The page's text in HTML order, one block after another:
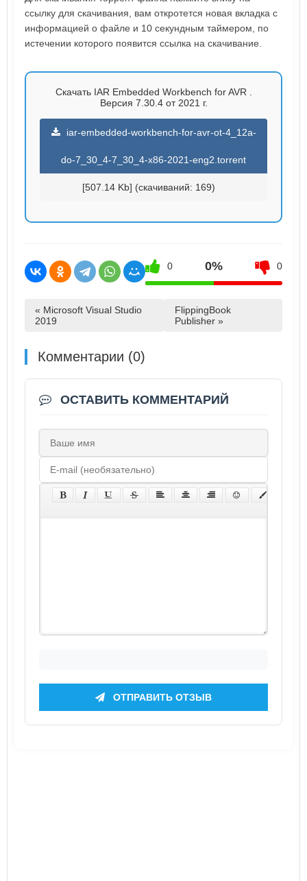
ссылку для скачивания, вам откротется новая вкладка с
информацией о файле и 10 секундным таймером, по
истечении которого появится ссылка на скачивание.
Скачать IAR Embedded Workbench for AVR .
Версия 7.30.4 от 2021 г.
iar-embedded-workbench-for-avr-ot-4_12a-
do-7_30_4-7_30_4-x86-2021-eng2.torrent
[507.14 Kb] (cкачиваний: 169)
0 0% 0
« Microsoft Visual Studio
2019
FlippingBook
Publisher »
Комментарии (0)
ОСТАВИТЬ КОММЕНТАРИЙ
ОТПРАВИТЬ ОТЗЫВ